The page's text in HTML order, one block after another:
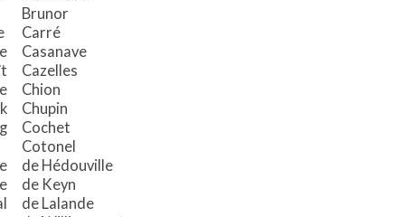
Brunor
Carré
Casanave
Cazelles
Chion
Chupin
Cochet
Cotonel
de Hédouville
de Keyn
de Lalande